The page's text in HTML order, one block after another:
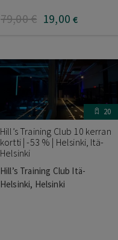
79,00€ 19,00 €
20
Hill’s Training Club 10 kerran
kortti | -53 % | Helsinki, Itä-
Helsinki
Hill’s Training Club Itä-
Helsinki, Helsinki